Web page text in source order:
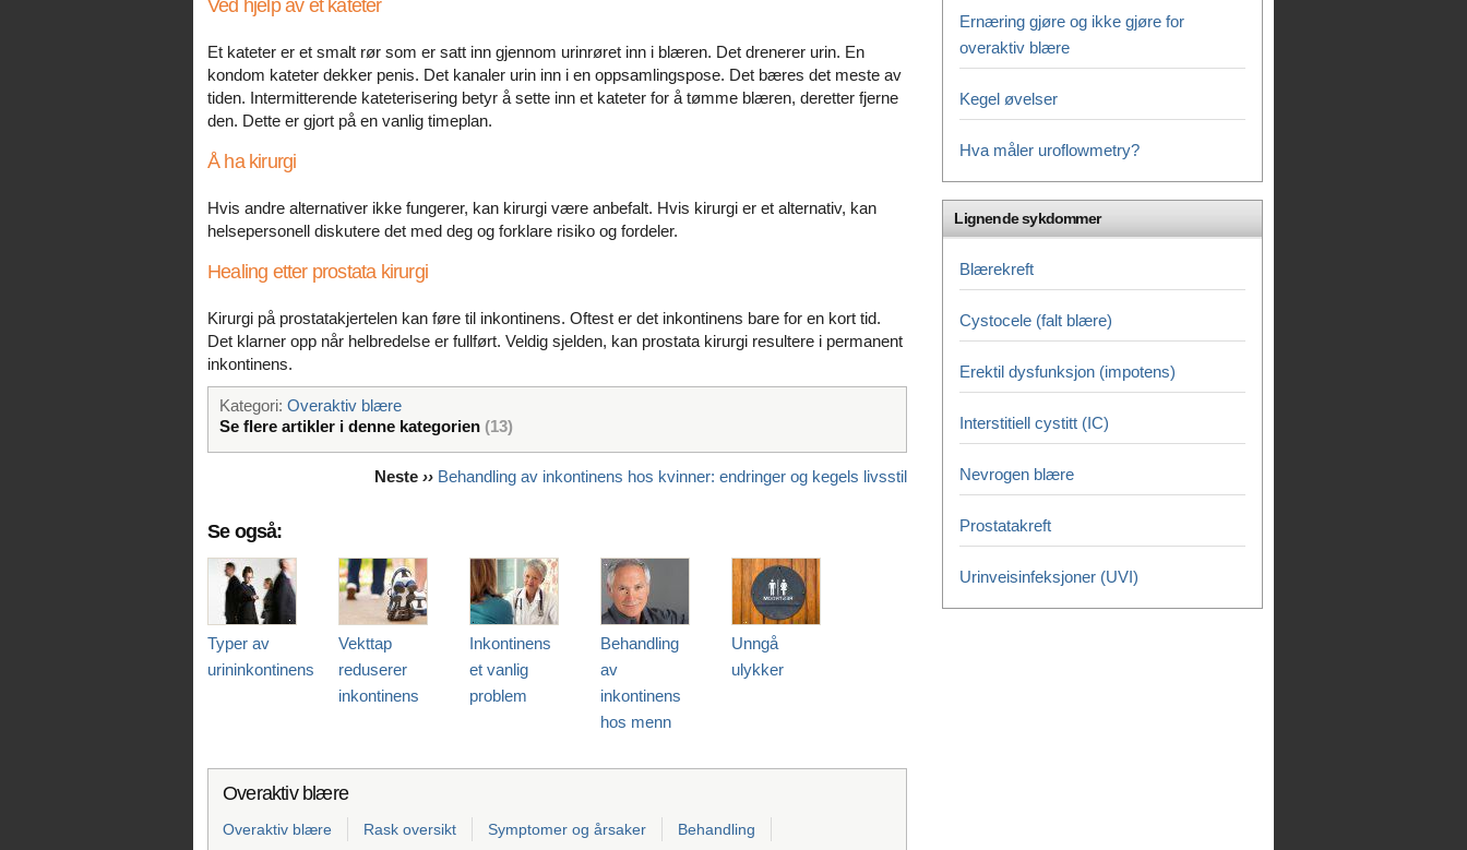
Ved hjelp av et kateter
Et kateter er et smalt rør som er satt inn gjennom urinrøret inn i blæren. Det drenerer urin. En
kondom kateter dekker penis. Det kanaler urin inn i en oppsamlingspose. Det bæres det meste av
tiden. Intermitterende kateterisering betyr å sette inn et kateter for å tømme blæren, deretter fjerne
den. Dette er gjort på en vanlig timeplan.
Å ha kirurgi
Hvis andre alternativer ikke fungerer, kan kirurgi være anbefalt. Hvis kirurgi er et alternativ, kan
helsepersonell diskutere det med deg og forklare risiko og fordeler.
Healing etter prostata kirurgi
Kirurgi på prostatakjertelen kan føre til inkontinens. Oftest er det inkontinens bare for en kort tid.
Det klarner opp når helbredelse er fullført. Veldig sjelden, kan prostata kirurgi resultere i permanent
inkontinens.
Kategori: Overaktiv blære
Se flere artikler i denne kategorien (13)
Neste ›› Behandling av inkontinens hos kvinner: endringer og kegels livsstil
Se også:
Typer av
urininkontinens
Vekttap
reduserer
inkontinens
Inkontinens
et vanlig
problem
Behandling
av
inkontinens
hos menn
Unngå
ulykker
Overaktiv blære
Overaktiv blære Rask oversikt Symptomer og årsaker Behandling
Ernæring gjøre og ikke gjøre for
overaktiv blære
Kegel øvelser
Hva måler uroflowmetry?
Lignende sykdommer
Blærekreft
Cystocele (falt blære)
Erektil dysfunksjon (impotens)
Interstitiell cystitt (IC)
Nevrogen blære
Prostatakreft
Urinveisinfeksjoner (UVI)